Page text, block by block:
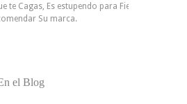
te Cagas, Es estupendo para Fiestas,
Su marca.
el Blog